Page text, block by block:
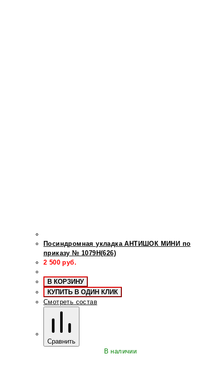
Посиндромная укладка АНТИШОК МИНИ по
приказу № 1079Н(626)
2 500 руб.
В КОРЗИНУ
КУПИТЬ В ОДИН КЛИК
Смотреть состав
Сравнить
В наличии